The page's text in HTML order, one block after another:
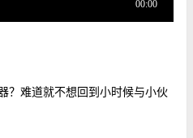
？难道就不想回到小时候与小伙